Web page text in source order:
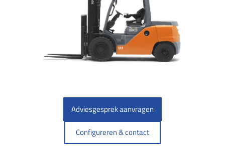
Adviesgesprek aanvragen
Configureren & contact